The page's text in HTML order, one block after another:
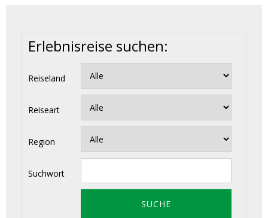
Erlebnisreise suchen:
Reiseland
Reiseart
Region
Suchwort